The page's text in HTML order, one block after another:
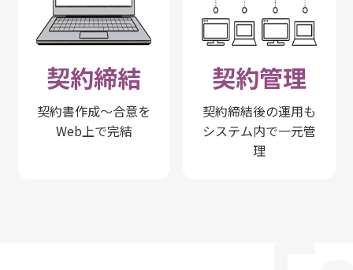
契約締結
契約書作成～合意を
Web上で完結
契約管理
契約締結後の運用も
システム内で一元管
理